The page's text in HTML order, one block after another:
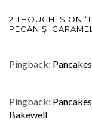
2 THOUGHTS ON
PECAN ȘI
Pingback:
Pingback:
Bakewell